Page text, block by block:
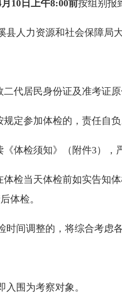
10日上午8:00前按组别报
县人力资源和社会保障局
代居民身份证及准考证原
定参加体检的，责任自负
体检须知》（附件3），
检当天体检前如实告知
体检。
时间调整的，将综合考虑
围为考察对象。